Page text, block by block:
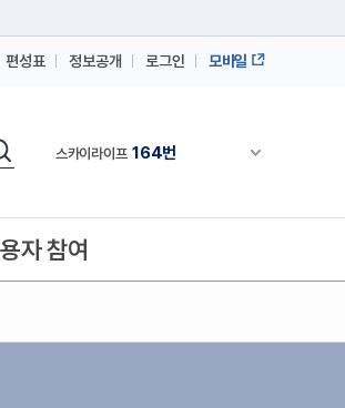
편성표 정보공개 로그인 모바일
색 채널안내 펼쳐
스카이라이프 164번
스카이라이프 164번
스카이라이프
자 참여